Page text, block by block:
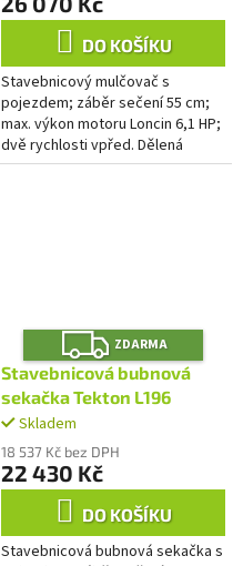
DO KOŠÍKU
Stavebnicový mulčovač s
pojezdem; záběr sečení 55 cm;
max. výkon motoru Loncin 6,1 HP;
dvě rychlosti vpřed. Dělená
náprava s funkcí jednoduché
Z
D
A
R
M
ZDARMA
Stavebnicová bubnová
sekačka Tekton L196
Průměrné
hodnocení
produktu
je
z
5
Skladem
18 537 Kč bez DPH
22 430 Kč
DO KOŠÍKU
Stavebnicová bubnová sekačka s